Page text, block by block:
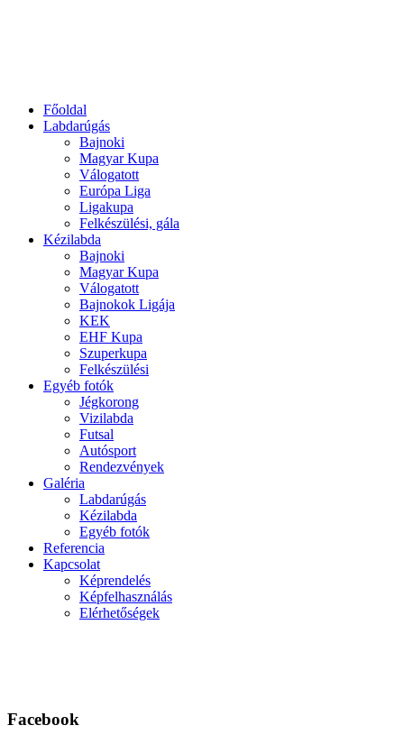
Főoldal
Labdarúgás
Bajnoki
Magyar Kupa
Válogatott
Európa Liga
Ligakupa
Felkészülési, gála
Kézilabda
Bajnoki
Magyar Kupa
Válogatott
Bajnokok Ligája
KEK
EHF Kupa
Szuperkupa
Felkészülési
Egyéb fotók
Jégkorong
Vizilabda
Futsal
Autósport
Rendezvények
Galéria
Labdarúgás
Kézilabda
Egyéb fotók
Referencia
Kapcsolat
Képrendelés
Képfelhasználás
Elérhetőségek
Facebook